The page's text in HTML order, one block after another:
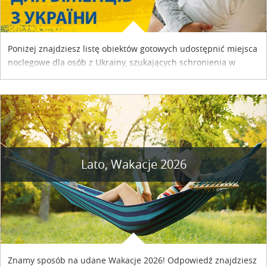
Poniżej znajdziesz listę obiektów gotowych udostępnić miejsca
noclegowe dla osób z Ukrainy, szukających schronienia w
Lato, Wakacje 2026
Znamy sposób na udane Wakacje 2026! Odpowiedź znajdziesz